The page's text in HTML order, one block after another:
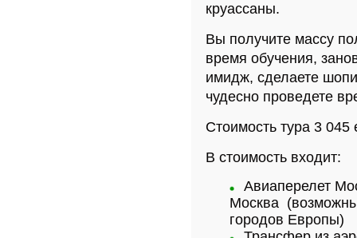
круассаны.
Вы получите массу
время обучения,
имидж, сделаете
чудесно проведете
Стоимость тура 3 045
В стоимость входит:
Авиаперелет
Москва
городов Европы)